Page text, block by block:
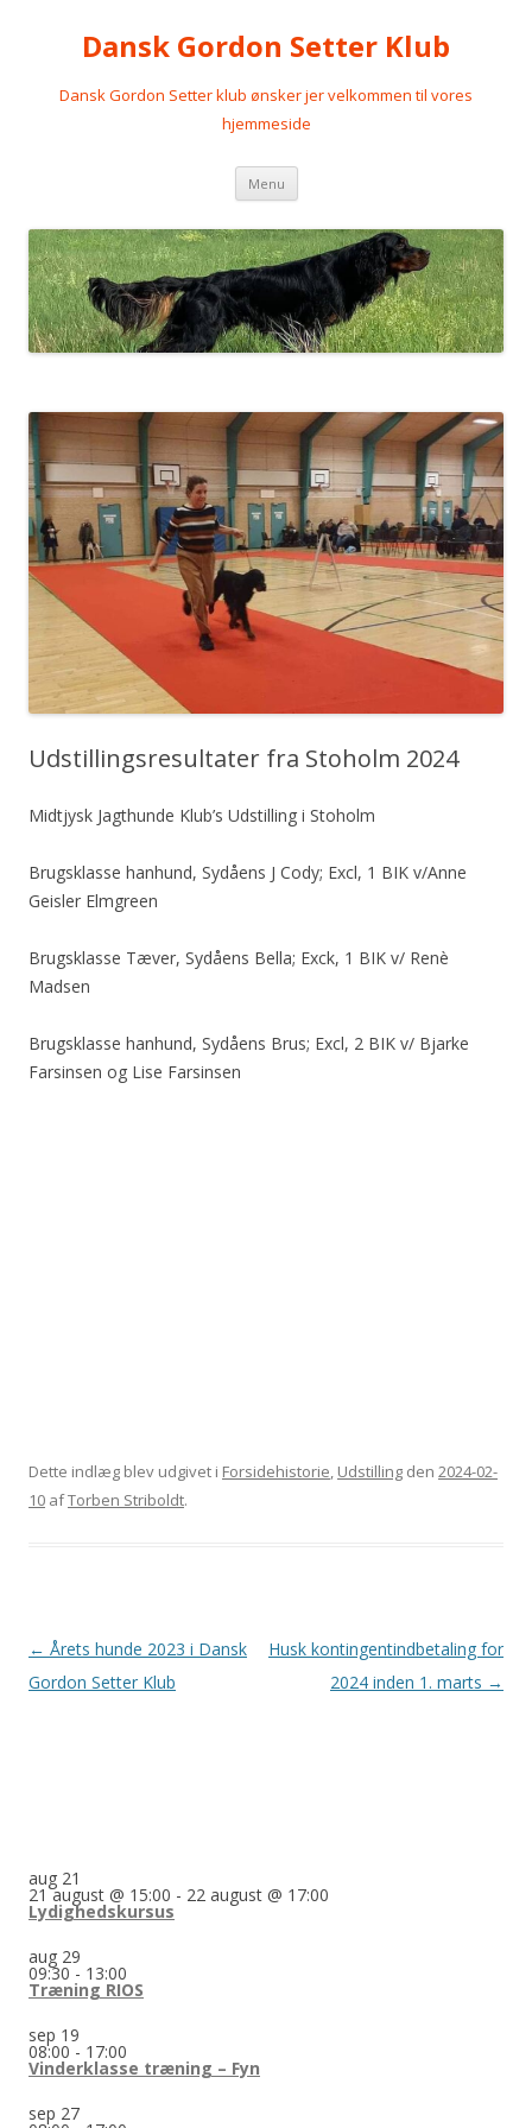
Dansk Gordon Setter Klub
Dansk Gordon Setter klub ønsker jer velkommen til vores
hjemmeside
Menu Videre
indhold
Udstillingsresultater fra Stoholm 2024
Midtjysk Jagthunde Klub’s Udstilling i Stoholm
Brugsklasse hanhund, Sydåens J Cody; Excl, 1 BIK v/Anne
Geisler Elmgreen
Brugsklasse Tæver, Sydåens Bella; Exck, 1 BIK v/ Renè
Madsen
Brugsklasse hanhund, Sydåens Brus; Excl, 2 BIK v/ Bjarke
Farsinsen og Lise Farsinsen
Dette indlæg blev udgivet i Forsidehistorie, Udstilling den 2024-02-
10 afTorben Striboldt.
Indlægsnavigation
← Årets hunde 2023 i Dansk
Gordon Setter Klub
Husk kontingentindbetaling for
2024 inden 1. marts →
aug 21
21 august @ 15:00 - 22 august @ 17:00
Lydighedskursus
aug 29
09:30 - 13:00
Træning RIOS
sep 19
08:00 - 17:00
Vinderklasse træning – Fyn
sep 27